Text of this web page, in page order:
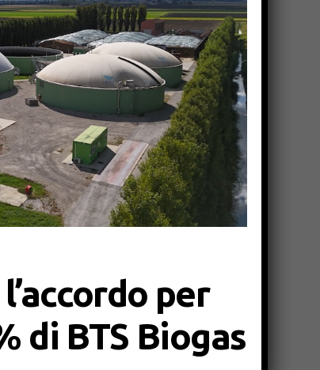
un’azienda leader nel
25 anni.
dalla fase di progettazione alla
nel contesto e porti valore
per
di BTS Biogas